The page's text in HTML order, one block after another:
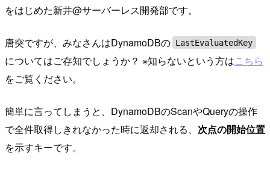
をはじめた新井@サーバーレス開発部です。
唐突ですが、みなさんはDynamoDBの LastEvaluatedKey
についてはご存知でしょうか？ ※知らないという方はこちら
をご覧ください。
簡単に言ってしまうと、DynamoDBのScanやQueryの操作
で全件取得しきれなかった時に返却される、 次点の開始位置
を示すキーです。